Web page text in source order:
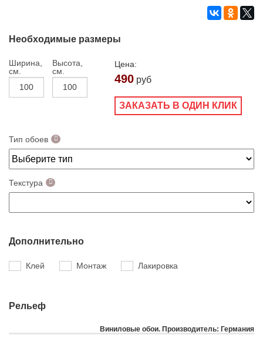
Необходимые размеры
Ширина,
см.
Высота,
см.
Цена:
490 руб
ЗАКАЗАТЬ В ОДИН КЛИК
Тип обоев
Текстура
Дополнительно
Клей Монтаж Лакировка
Рельеф
Виниловые обои. Производитель: Германия